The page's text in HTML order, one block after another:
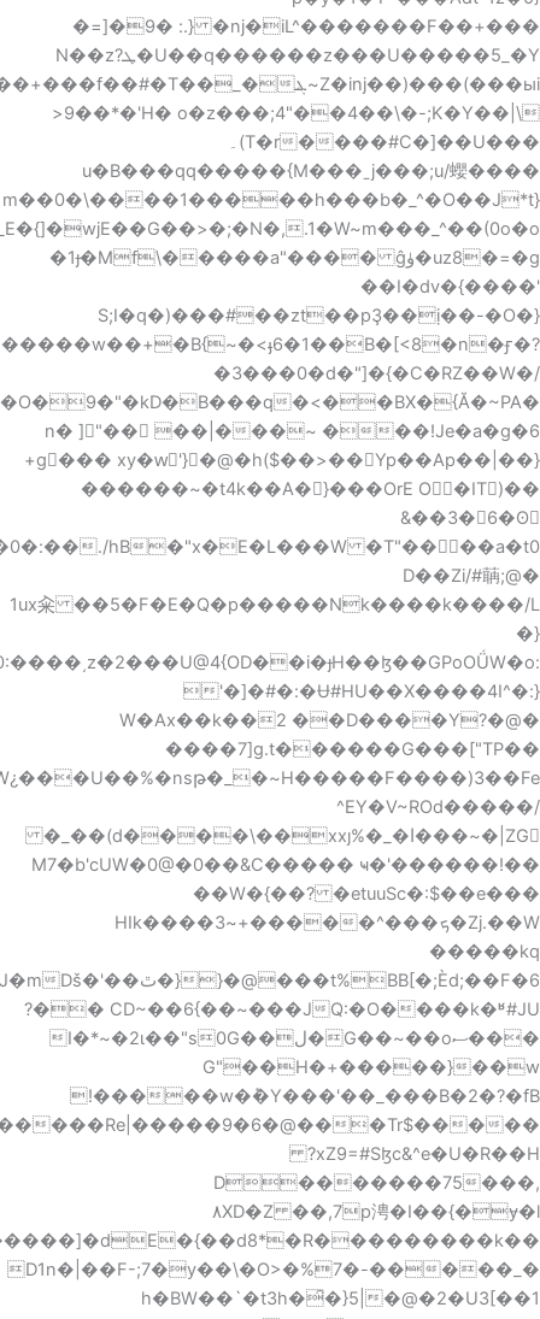
k$6]J�2�+������]�dE�{��d8*�R���������k���E�������E�5�0�ԠoOG_��X>E�b�~M�S�SvB�E*�P�O�zj������"q$�!